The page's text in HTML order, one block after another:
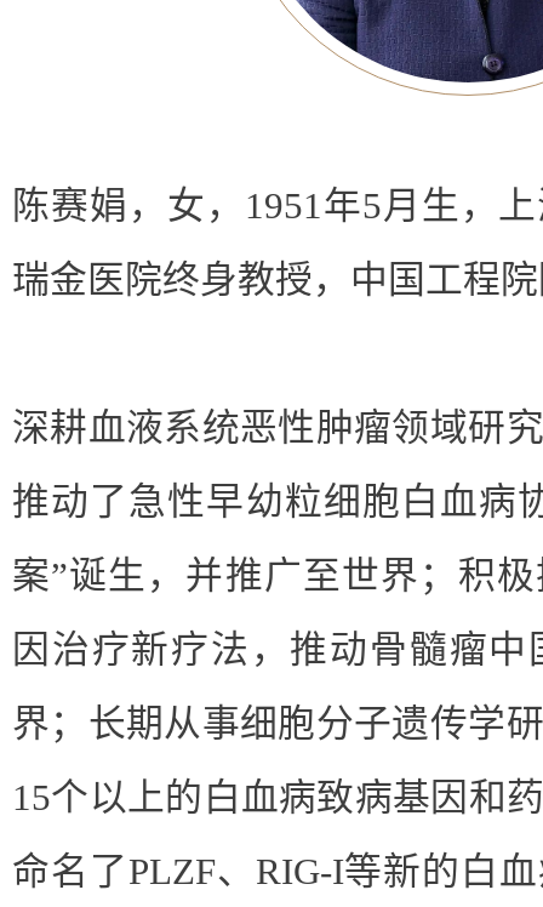
陈赛娟，女，1951年5月生，
瑞金医院终身教授，中国工程
深耕血液系统恶性肿瘤领域研
推动了急性早幼粒细胞白血病
案”诞生，并推广至世界；积
因治疗新疗法，推动骨髓瘤
界；长期从事细胞分子遗传学
15个以上的白血病致病基因和
命名了PLZF、RIG-I等新的白